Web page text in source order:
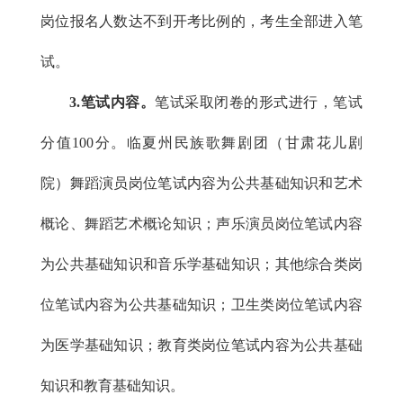
岗位报名人数达不到开考比例的，考生全部进入笔
试。
3.笔试内容。笔试采取闭卷的形式进行，笔试
分值100分。临夏州民族歌舞剧团（甘肃花儿剧
院）舞蹈演员岗位笔试内容为公共基础知识和艺术
概论、舞蹈艺术概论知识；声乐演员岗位笔试内容
为公共基础知识和音乐学基础知识；其他综合类岗
位笔试内容为公共基础知识；卫生类岗位笔试内容
为医学基础知识；教育类岗位笔试内容为公共基础
知识和教育基础知识。